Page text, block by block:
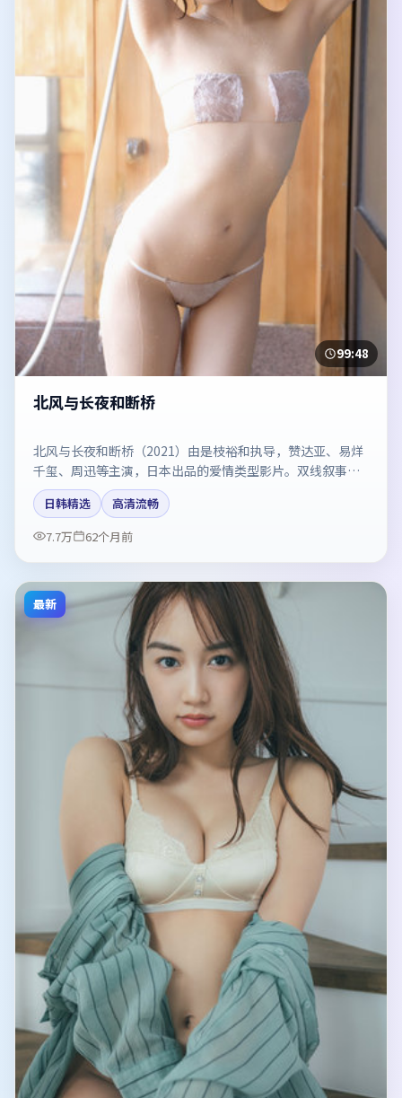
99:48
北风与长夜和断桥
北风与长夜和断桥（2021）由是枝裕和执导，赞达亚、易烊
千玺、周迅等主演，日本出品的爱情类型影片。双线叙事把
悬念保持到最后一刻。剧情简介与主创信息可供检索参考，
上映日期以片方资料为准。
日韩精选
高清流畅
7.7万
62个月前
最新